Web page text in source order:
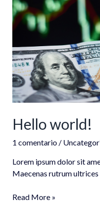
Hello world!
1 comentario /
Lorem ipsum dolor sit
Maecenas rutrum
Read More »